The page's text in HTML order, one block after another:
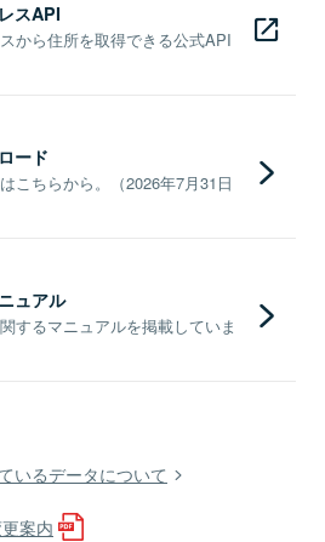
スAPI
から住所を取得できる公式API
ード
こちらから。（2026年7月31日
ュアル
するマニュアルを掲載していま
いるデータについて
案内